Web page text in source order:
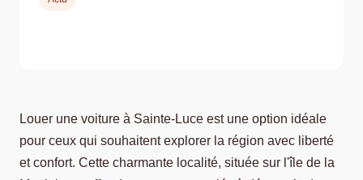
Louer une voiture à Sainte-Luce est une option idéale
pour ceux qui souhaitent explorer la région avec liberté
et confort. Cette charmante localité, située sur l'île de la